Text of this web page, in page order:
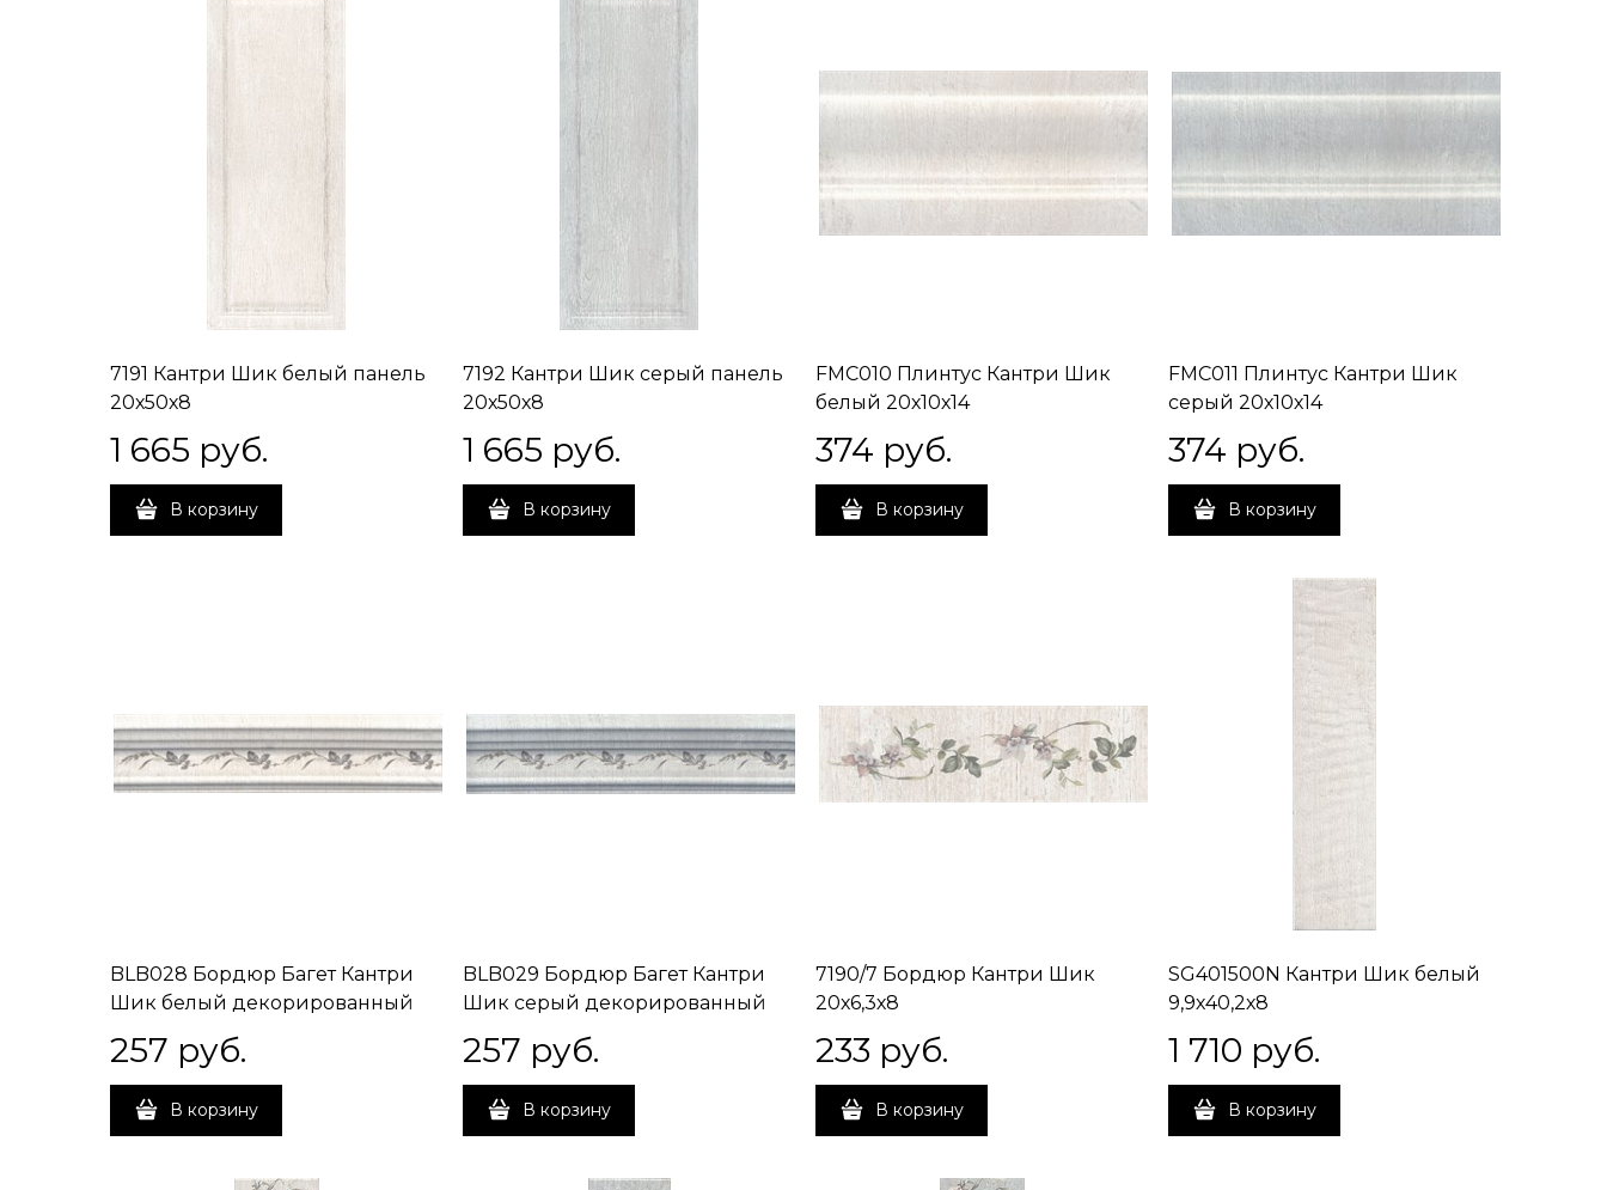
7191 Кантри Шик белый панель
20х50х8
1 665 руб.
В корзину
7192 Кантри Шик серый панель
20х50х8
1 665 руб.
В корзину
FMC010 Плинтус Кантри Шик
белый 20х10х14
374 руб.
В корзину
FMC011 Плинтус Кантри Шик
серый 20х10х14
374 руб.
В корзину
BLB028 Бордюр Багет Кантри
Шик белый декорированный
257 руб.
В корзину
BLB029 Бордюр Багет Кантри
Шик серый декорированный
257 руб.
В корзину
7190/7 Бордюр Кантри Шик
20х6,3х8
233 руб.
В корзину
SG401500N Кантри Шик белый
9,9х40,2х8
1 710 руб.
В корзину